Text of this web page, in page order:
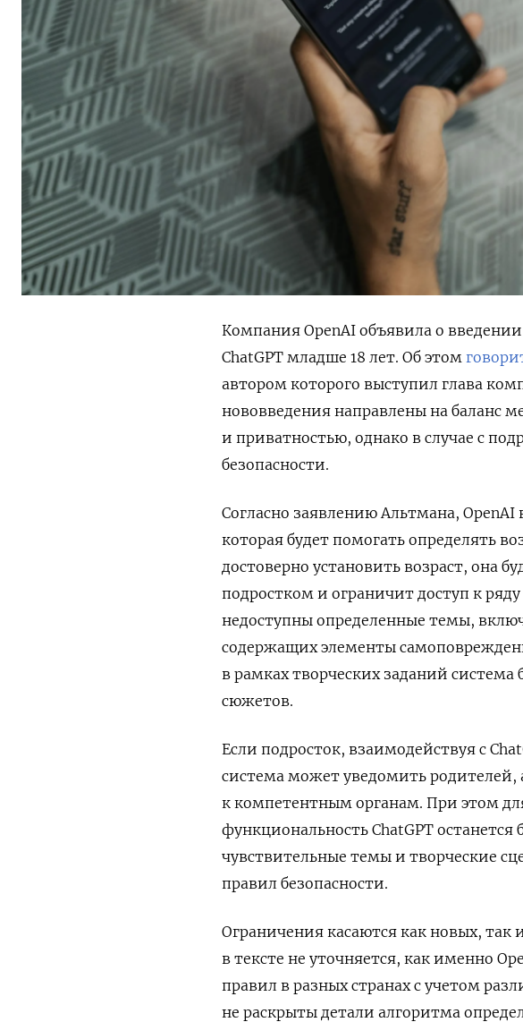
Компания OpenAI объявила о
ChatGPT младше 18 лет. Об этом
автором которого выступил глава
нововведения направлены на баланс
и приватностью, однако в случае с
безопасности.
Согласно заявлению Альтмана, OpenAI
которая будет помогать определять
достоверно установить возраст, она
подростком и ограничит доступ к
недоступны определенные темы,
содержащих элементы
в рамках творческих заданий система
сюжетов.
Если подросток, взаимодействуя с
система может уведомить
к компетентным органам. При этом
функциональность ChatGPT
чувствительные темы и творческие
правил безопасности.
Ограничения касаются как новых,
в тексте не уточняется, как именно
правил в разных странах с учетом
не раскрыты детали алгоритма